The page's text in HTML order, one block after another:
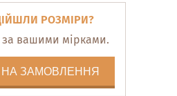
РОЗМІРИ?
вашими мірками.
ЗАМОВЛЕННЯ